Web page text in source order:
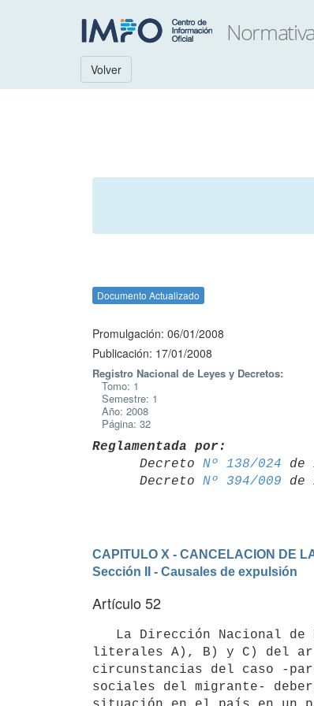
Volver
Documento Actualizado
Promulgación: 06/01/2008
Publicación: 17/01/2008
Registro Nacional de Leyes y Decretos:
Tomo: 1
Semestre: 1
Año: 2008
Página: 32
Reglamentada por:
Decreto Nº 138/024 de
      Decreto
Nº 394/009
CAPITULO X - CANCELACION DE
Sección II - Causales de expulsión
Artículo 52
literales A), B) y C) del
circunstancias del caso -
sociales del migrante-